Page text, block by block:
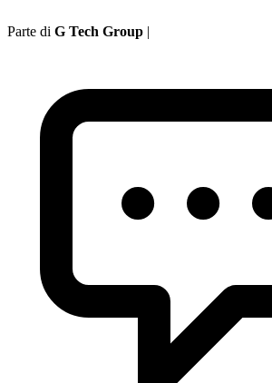
Parte di G Tech Group |